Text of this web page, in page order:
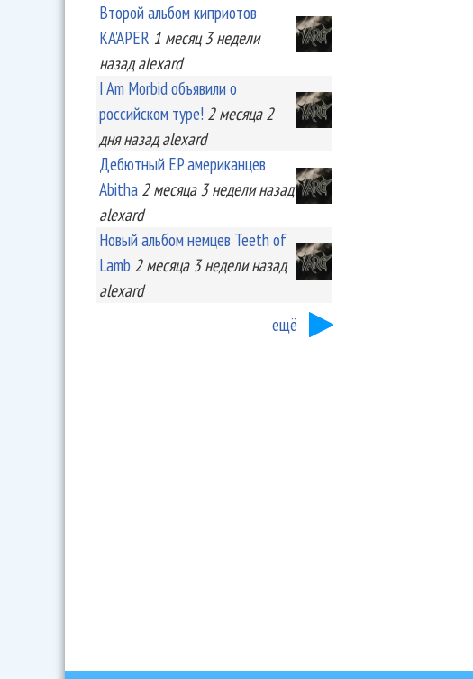
Второй альбом киприотов
KA'APER 1 месяц 3 недели
назад alexard
I Am Morbid объявили о
российском туре! 2 месяца 2
дняназад alexard
Дебютный EP американцев
Abitha 2 месяца 3 неделиназад
alexard
Новый альбом немцев Teeth of
Lamb 2 месяца 3 неделиназад
alexard
ещё